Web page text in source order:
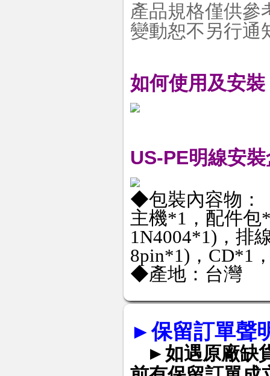
產品規格僅供參
變動恕不另行通
如何使用及安
US-PE明線安
◆包裝內容物：
主機*1，配件包
1N4004*1)，排
8pin*1)，CD*1
◆產地：台灣
►保留訂單聲
►如遇原廠缺